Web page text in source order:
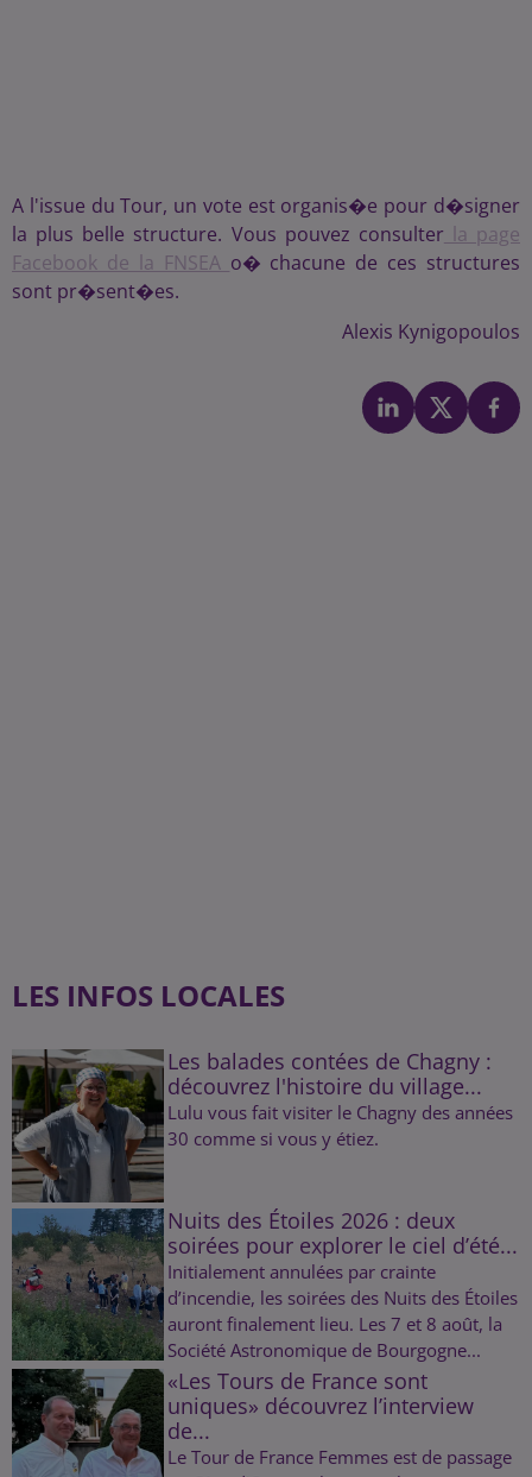
A l'issue du Tour, un vote est organis�e pour d�signer
la plus belle structure. Vous pouvez consulter la page
Facebook de la FNSEA o� chacune de ces structures
sont pr�sent�es.
Alexis Kynigopoulos
LES INFOS LOCALES
Les balades contées de Chagny :
découvrez l'histoire du village...
Lulu vous fait visiter le Chagny des années
30 comme si vous y étiez.
Nuits des Étoiles 2026 : deux
soirées pour explorer le ciel d’été...
Initialement annulées par crainte
d’incendie, les soirées des Nuits des Étoiles
auront finalement lieu. Les 7 et 8 août, la
Société Astronomique de Bourgogne...
«Les Tours de France sont
uniques» découvrez l’interview
de...
Le Tour de France Femmes est de passage